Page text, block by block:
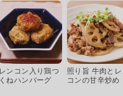
レンコン入り鶏つ
くねハンバーグ
照り旨 牛肉と
コンの甘辛炒め